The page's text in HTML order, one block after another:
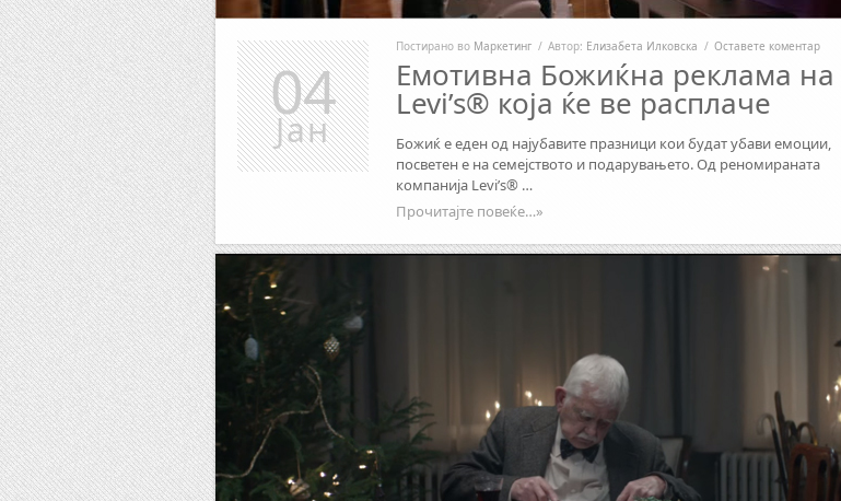
Постирано во Маркетинг / Автор: Елизабета Илковска / Оставете коментар
Емотивна Божиќна реклама на
Levi’s® која ќе ве расплаче
Божиќ е еден од најубавите празници кои будат убави емоции,
посветен е на семејството и подарувањето. Од реномираната
компанија Levi’s® …
Прочитајте повеќе…»
04
Јан